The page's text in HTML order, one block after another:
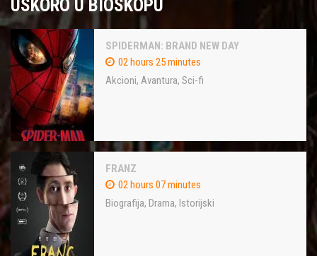
USKORO U BIOSKOPU
SPIDERMAN: BRAND NEW DAY
02 hours 25 minutes
Akcioni, Avantura, Sci-fi
FRANZ
02 hours 07 minutes
Biografija, Drama, Istorijski